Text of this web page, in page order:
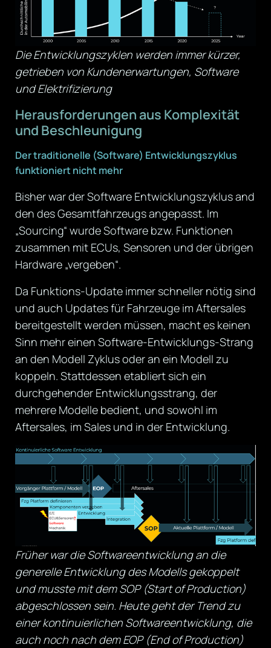
Die Entwicklungszyklen werden immer kürzer,
getrieben von Kundenerwartungen, Software
und Elektrifizierung
Herausforderungen aus Komplexität
und Beschleunigung
Der traditionelle (Software) Entwicklungszyklus
funktioniert nicht mehr
Bisher war der Software Entwicklungszyklus and
den des Gesamtfahrzeugs angepasst. Im
„Sourcing“ wurde Software bzw. Funktionen
zusammen mit ECUs, Sensoren und der übrigen
Hardware „vergeben“.
Da Funktions-Update immer schneller nötig sind
und auch Updates für Fahrzeuge im Aftersales
bereitgestellt werden müssen, macht es keinen
Sinn mehr einen Software-Entwicklungs-Strang
an den Modell Zyklus oder an ein Modell zu
koppeln. Stattdessen etabliert sich ein
durchgehender Entwicklungsstrang, der
mehrere Modelle bedient, und sowohl im
Aftersales, im Sales und in der Entwicklung.
Früher war die Softwareentwicklung an die
generelle Entwicklung des Modells gekoppelt
und musste mit dem SOP (Start of Production)
abgeschlossen sein. Heute geht der Trend zu
einer kontinuierlichen Softwareentwicklung, die
auch noch nach dem EOP (End of Production)